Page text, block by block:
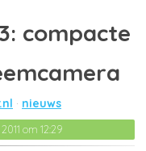
compacte
nieuws
om 12:29